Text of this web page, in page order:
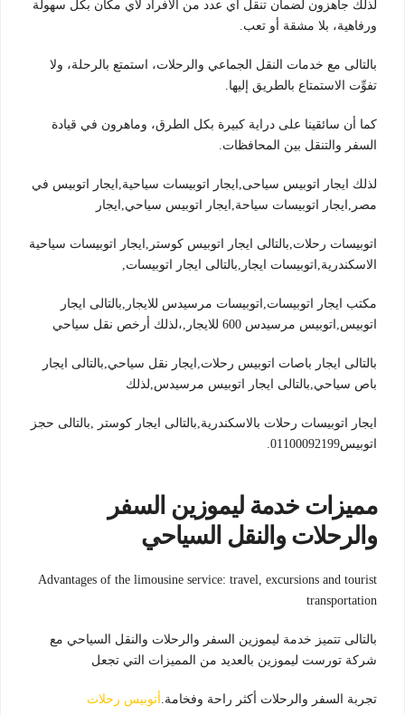
لذلك جاهزون لضمان تنقل أي عدد من الأفراد لأي مكان بكل سهولة
ورفاهية، بلا مشقة أو تعب.
بالتالى مع خدمات النقل الجماعي والرحلات، استمتع بالرحلة، ولا
تفوِّت الاستمتاع بالطريق إليها.
كما أن سائقينا على دراية كبيرة بكل الطرق، وماهرون في قيادة
السفر والتنقل بين المحافظات.
لذلك ايجار اتوبيس سياحى,ايجار اتوبيسات سياحية,ايجار اتوبيس في
مصر,ايجار اتوبيسات سياحة,ايجار اتوبيس سياحي,ايجار
اتوبيسات رحلات,بالتالى ايجار اتوبيس كوستر,ايجار اتوبيسات سياحية
الاسكندرية,اتوبيسات ايجار,بالتالى ايجار اتوبيسات,
مكتب ايجار اتوبيسات,اتوبيسات مرسيدس للايجار,بالتالى ايجار
اتوبيس,اتوبيس مرسيدس 600 للايجار,،لذلك أرخص نقل سياحي
بالتالى ايجار باصات اتوبيس رحلات,ايجار نقل سياحي,بالتالى ايجار
باص سياحي,بالتالى ايجار اتوبيس مرسيدس,لذلك
ايجار اتوبيسات رحلات بالاسكندرية,بالتالى ايجار كوستر ,بالتالى حجز
اتوبيس01100092199.
مميزات خدمة ليموزين السفر
والرحلات والنقل السياحي
Advantages of the limousine service: travel, excursions and tourist
transportation
بالتالى تتميز خدمة ليموزين السفر والرحلات والنقل السياحي مع
شركة تورست ليموزين بالعديد من المميزات التي تجعل
تجربة السفر والرحلات أكثر راحة وفخامة. أتوبيس رحلات